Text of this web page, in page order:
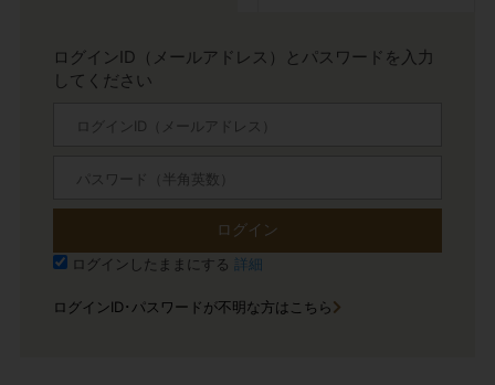
ログインID（メールアドレス）とパスワードを入力
してください
ログイン
ログインしたままにする 詳細
ログインID･パスワードが不明な方はこちら